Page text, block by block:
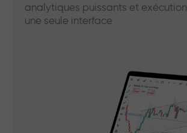
analytiques puissants et
une seule interface